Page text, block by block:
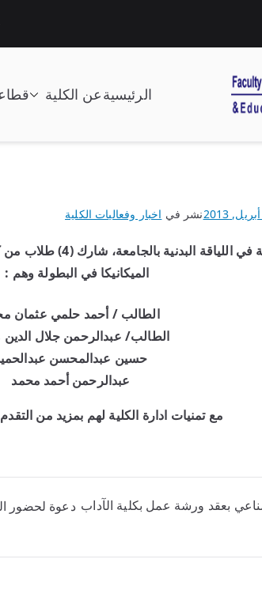
الرئيسية عن الكلية
نشر في اخبار وفعاليات الكلية
في اطار اجراء البطولة
الميكانيكا في البطولة وهم :
الطالب / أحمد حلمي عثمان
الطالب/ عبدالرحمن جلال
حسين عبدالمحسن
عبدالرحمن أحمد محمد
مع تمنيات ادارة الكلية لهم بمزيد من التقدم
بعقد ورشة عمل بكلية الآداب دعوة لحضور